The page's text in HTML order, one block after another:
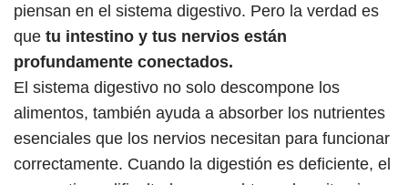
piensan en el sistema digestivo. Pero la verdad es
que tu intestino y tus nervios están
profundamente conectados.
El sistema digestivo no solo descompone los
alimentos, también ayuda a absorber los nutrientes
esenciales que los nervios necesitan para funcionar
correctamente. Cuando la digestión es deficiente, el